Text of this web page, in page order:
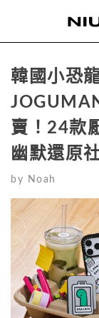
韓國小恐
賣！24款
幽默還原
by Noah